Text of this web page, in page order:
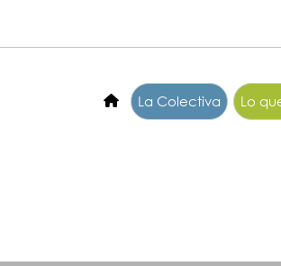
La Colectiva Lo